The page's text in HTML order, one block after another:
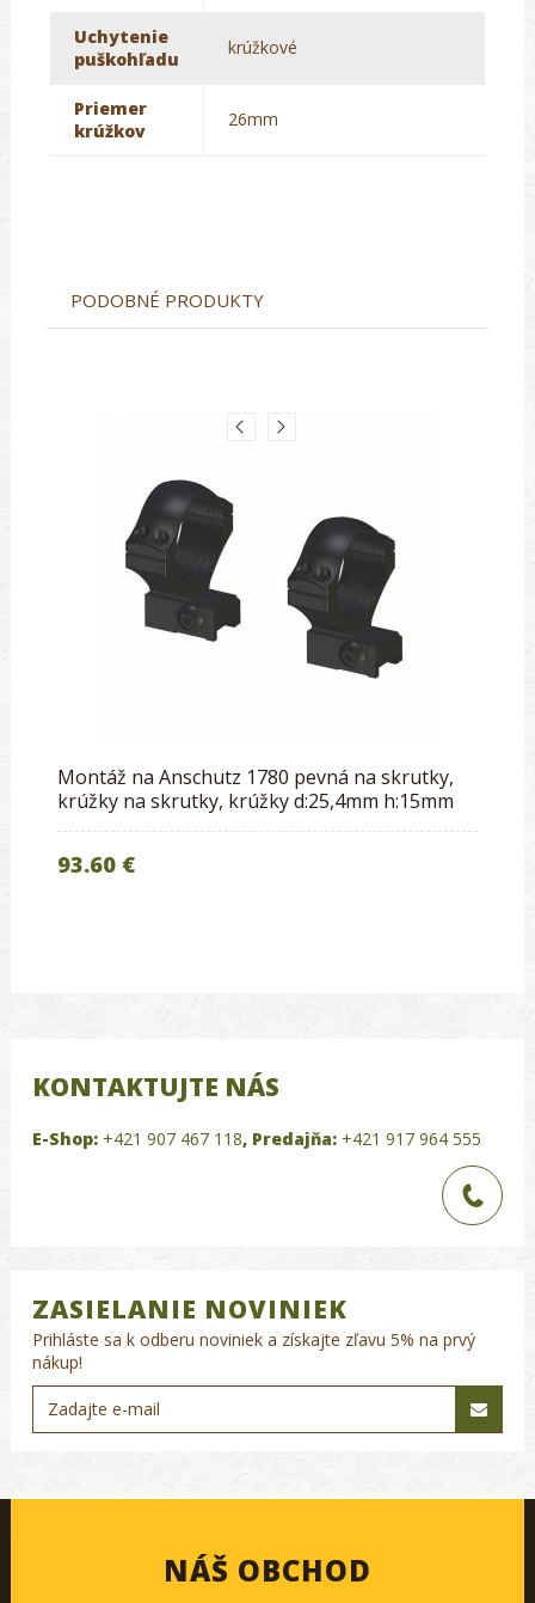
Uchytenie
puškohľadu
krúžkové
Priemer
krúžkov
26mm
PODOBNÉ PRODUKTY
Montáž na Anschutz 1780 pevná na skrutky,
krúžky na skrutky, krúžky d:25,4mm h:15mm
93.60 €
KONTAKTUJTE NÁS
E-Shop: +421 907 467 118, Predajňa: +421 917 964 555
ZASIELANIE NOVINIEK
Prihláste sa k odberu noviniek a získajte zľavu 5% na prvý
nákup!
NÁŠ OBCHOD